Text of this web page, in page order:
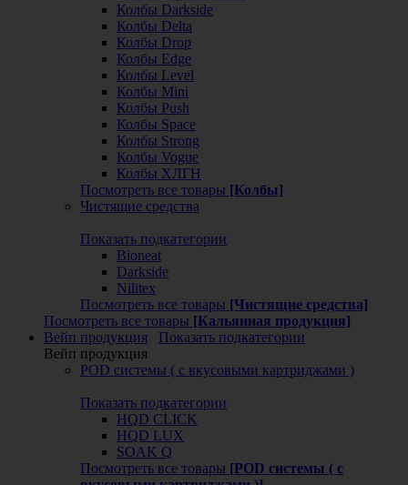
Колбы Darkside
Колбы Delta
Колбы Drop
Колбы Edge
Колбы Level
Колбы Mini
Колбы Push
Колбы Space
Колбы Strong
Колбы Vogue
Колбы ХЛГН
Посмотреть все товары [Колбы]
Чистящие средства
Показать подкатегории
Bioneat
Darkside
Nilitex
Посмотреть все товары [Чистящие средства]
Посмотреть все товары [Кальянная продукция]
Вейп продукция
Показать подкатегории
Вейп продукция
POD системы ( с вкусовыми картриджами )
Показать подкатегории
HQD CLICK
HQD LUX
SOAK Q
Посмотреть все товары [POD системы ( с